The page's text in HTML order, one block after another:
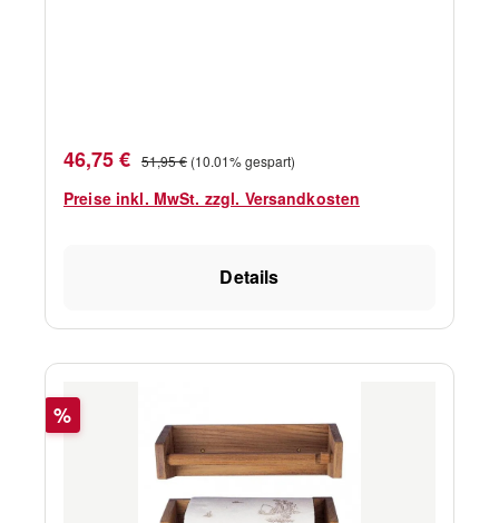
Verkaufspreis:
46,75 € Regulärer Preis:
51,95 € (10.01% gespart)
Preise inkl. MwSt. zzgl. Versandkosten
Details
Rabatt
%